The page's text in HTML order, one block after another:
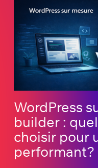
WordPress
builder :
choisir pour
performant?